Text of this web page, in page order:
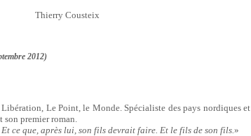
Thierry Cousteix
2012)
Le Point, le Monde. Spécialiste des pays nordiques et
son premier roman.
ce que, après lui, son fils devrait faire. Et le fils de son fils.»